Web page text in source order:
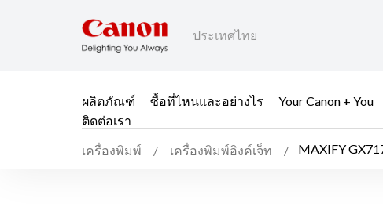
ประเทศไทย
ผลิตภัณฑ์ ซื้อที่ไหนและอย่างไร Your Canon + You
ติดต่อเรา
เครื่องพิมพ์ เครื่องพิมพ์อิงค์เจ็ท MAXIFY